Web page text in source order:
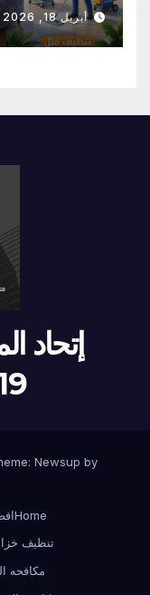
أبريل 18, 2026
إتحاد
Newsup by
Home
تنظيف خزانات
مكافحه